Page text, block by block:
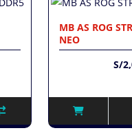
MB AS ROG
NEO
S/